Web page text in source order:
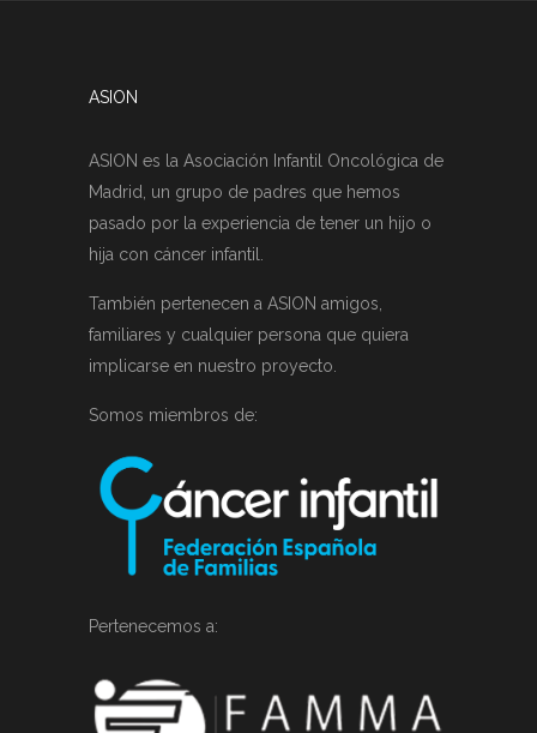
ASION
ASION es la Asociación Infantil Oncológica de
Madrid, un grupo de padres que hemos
pasado por la experiencia de tener un hijo o
hija con cáncer infantil.
También pertenecen a ASION amigos,
familiares y cualquier persona que quiera
implicarse en nuestro proyecto.
Somos miembros de:
Pertenecemos a: